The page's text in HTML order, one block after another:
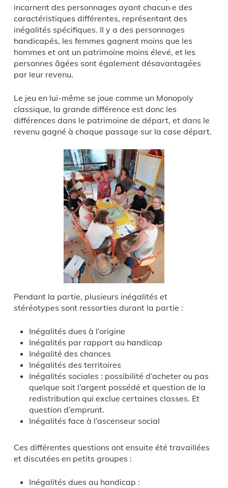
incarnent des personnages ayant chacun·e des
caractéristiques différentes, représentant des
inégalités spécifiques. Il y a des personnages
handicapés, les femmes gagnent moins que les
hommes et ont un patrimoine moins élevé, et les
personnes âgées sont également désavantagées
par leur revenu.
Le jeu en lui-même se joue comme un Monopoly
classique, la grande différence est donc les
différences dans le patrimoine de départ, et dans le
revenu gagné à chaque passage sur la case départ.
Pendant la partie, plusieurs inégalités et
stéréotypes sont ressorties durant la partie :
Inégalités dues à l’origine
Inégalités par rapport au handicap
Inégalité des chances
Inégalités des territoires
Inégalités sociales : possibilité d’acheter ou pas
quelque soit l’argent possédé et question de la
redistribution qui exclue certaines classes. Et
question d’emprunt.
Inégalités face à l’ascenseur social
Ces différentes questions ont ensuite été travaillées
et discutées en petits groupes :
Inégalités dues au handicap :